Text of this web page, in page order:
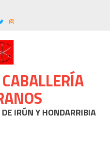
IRÚN Y HONDARRIBIA